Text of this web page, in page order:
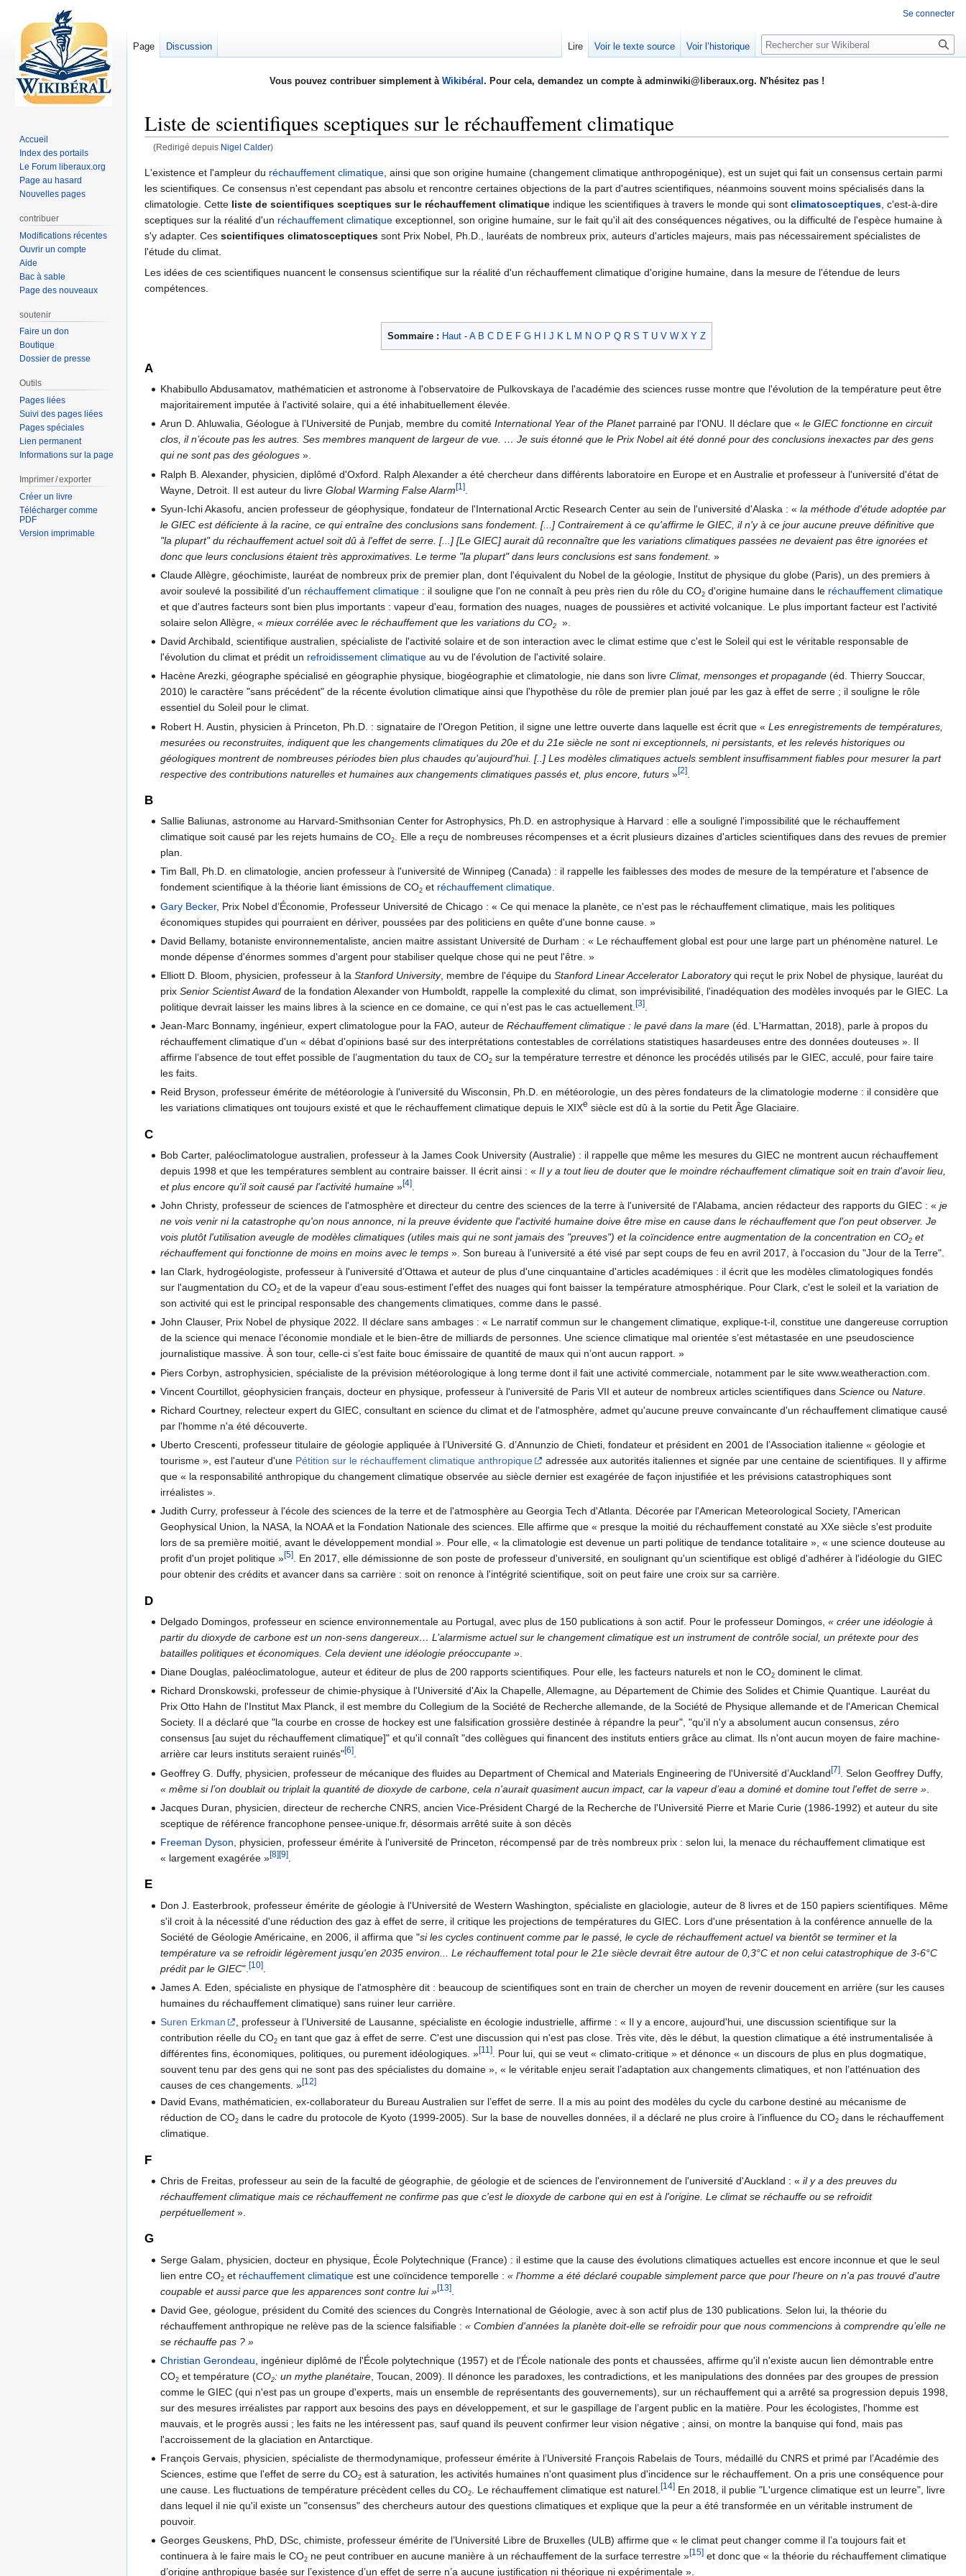
Vous pouvez contribuer simplement à Wikibéral . Pour cela, demandez un compte à adminwiki@liberaux.org. N'hésitez pas !
Liste de scientifiques sceptiques sur le réchauffement climatique
(Redirigé depuis Nigel Calder)
Aller
à
la
navigation
Aller
à
la
recherche
L'existence et l'ampleur du réchauffement climatique , ainsi que son origine humaine (changement climatique anthropogénique), est un sujet qui fait un consensus certain parmi
les scientifiques. Ce consensus n'est cependant pas absolu et rencontre certaines objections de la part d'autres scientifiques, néanmoins souvent moins spécialisés dans la
climatologie. Cette liste de scientifiques sceptiques sur le réchauffement climatique indique les scientifiques à travers le monde qui sont climatosceptiques , c'est-à-dire
sceptiques sur la réalité d'un réchauffement climatique exceptionnel, son origine humaine, sur le fait qu'il ait des conséquences négatives, ou la difficulté de l'espèce humaine à
s'y adapter. Ces scientifiques climatosceptiques sont Prix Nobel, Ph.D., lauréats de nombreux prix, auteurs d'articles majeurs, mais pas nécessairement spécialistes de
l'étude du climat.
Les idées de ces scientifiques nuancent le consensus scientifique sur la réalité d'un réchauffement climatique d'origine humaine, dans la mesure de l'étendue de leurs
compétences.
Sommaire : Haut - A B C D E F G H I J K L M N O P Q R S T U V W X Y Z
A
Khabibullo Abdusamatov, mathématicien et astronome à l'observatoire de Pulkovskaya de l'académie des sciences russe montre que l'évolution de la température peut être
majoritairement imputée à l'activité solaire, qui a été inhabituellement élevée.
Arun D. Ahluwalia, Géologue à l'Université de Punjab, membre du comitéInternational Year of the Planetparrainé par l'ONU. Il déclare que«le GIEC fonctionne en circuit
clos, il n’écoute pas les autres. Ses membres manquent de largeur de vue. … Je suis étonné que le Prix Nobel ait été donné pour des conclusions inexactes par des gens
qui ne sont pas des géologues ».
Ralph B. Alexander, physicien, diplômé d'Oxford. Ralph Alexander a été chercheur dans différents laboratoire en Europe et en Australie et professeur à l'université d'état de
Wayne, Detroit. Il est auteur du livreGlobal Warming False Alarm[1]
Syun-Ichi Akasofu, ancien professeur de géophysique, fondateur de l'International Arctic Research Center au sein de l'université d'Alaska :«la méthode d'étude adoptée par
le GIEC est déficiente à la racine, ce qui entraîne des conclusions sans fondement. [...] Contrairement à ce qu'affirme le GIEC, il n'y à ce jour aucune preuve définitive que
"la plupart" du réchauffement actuel soit dû à l'effet de serre. [...] [Le GIEC] aurait dû reconnaître que les variations climatiques passées ne devaient pas être ignorées et
donc que leurs conclusions étaient très approximatives. Le terme "la plupart" dans leurs conclusions est sans fondement. »
Claude Allègre, géochimiste, lauréat de nombreux prix de premier plan, dont l'équivalent du Nobel de la géologie, Institut de physique du globe (Paris), un des premiers à
avoir soulevé la possibilité d'un réchauffement climatique : il souligne que l'on ne connaît à peu près rien du rôle du CO2 d'origine humaine dans le réchauffement climatique
et que d'autres facteurs sont bien plus importants : vapeur d'eau, formation des nuages, nuages de poussières et activité volcanique. Le plus important facteur est l'activité
solaire selon Allègre,«mieux corrélée avec le réchauffement que les variations du CO2 »
David Archibald, scientifique australien, spécialiste de l'activité solaire et de son interaction avec le climat estime que c'est le Soleil qui est le véritable responsable de
l'évolution du climat et prédit un refroidissement climatique au vu de l'évolution de l'activité solaire.
Hacène Arezki, géographe spécialisé en géographie physique, biogéographie et climatologie, nie dans son livreClimat, mensonges et propagande (éd. Thierry Souccar,
2010) le caractère "sans précédent" de la récente évolution climatique ainsi que l'hypothèse du rôle de premier plan joué par les gaz à effet de serre ; il souligne le rôle
essentiel du Soleil pour le climat.
Robert H. Austin, physicien à Princeton, Ph.D. : signataire de l'Oregon Petition, il signe une lettre ouverte dans laquelle est écrit que«Les enregistrements de températures,
mesurées ou reconstruites, indiquent que les changements climatiques du 20e et du 21e siècle ne sont ni exceptionnels, ni persistants, et les relevés historiques ou
géologiques montrent de nombreuses périodes bien plus chaudes qu'aujourd'hui. [..] Les modèles climatiques actuels semblent insuffisamment fiables pour mesurer la part
respective des contributions naturelles et humaines aux changements climatiques passés et, plus encore, futurs »[2]
B
Sallie Baliunas, astronome au Harvard-Smithsonian Center for Astrophysics, Ph.D. en astrophysique à Harvard : elle a souligné l'impossibilité que le réchauffement
climatique soit causé par les rejets humains de CO2
. Elle a reçu de nombreuses récompenses et a écrit plusieurs dizaines d'articles scientifiques dans des revues de premier
plan.
Tim Ball, Ph.D. en climatologie, ancien professeur à l'université de Winnipeg (Canada) : il rappelle les faiblesses des modes de mesure de la température et l'absence de
fondement scientifique à la théorie liant émissions de CO2 et réchauffement climatique.
Gary Becker, Prix Nobel d’Économie, Professeur Université de Chicago : « Ce qui menace la planète, ce n'est pas le réchauffement climatique, mais les politiques
économiques stupides qui pourraient en dériver, poussées par des politiciens en quête d'une bonne cause. »
David Bellamy, botaniste environnementaliste, ancien maitre assistant Université de Durham : « Le réchauffement global est pour une large part un phénomène naturel. Le
monde dépense d'énormes sommes d'argent pour stabiliser quelque chose qui ne peut l'être. »
Elliott D. Bloom, physicien, professeur à laStanford University, membre de l'équipe duStanford Linear Accelerator Laboratoryqui reçut le prix Nobel de physique, lauréat du
prixSenior Scientist Award de la fondation Alexander von Humboldt, rappelle la complexité du climat, son imprévisibilité, l'inadéquation des modèles invoqués par le GIEC. La
politique devrait laisser les mains libres à la science en ce domaine, ce qui n'est pas le cas actuellement.[3]
Jean-Marc Bonnamy, ingénieur, expert climatologue pour la FAO, auteur deRéchauffement climatique : le pavé dans la mare (éd. L'Harmattan, 2018), parle à propos du
réchauffement climatique d'un « débat d'opinions basé sur des interprétations contestables de corrélations statistiques hasardeuses entre des données douteuses ». Il
affirme l’absence de tout effet possible de l’augmentation du taux de CO2 sur la température terrestre et dénonce les procédés utilisés par le GIEC, acculé, pour faire taire
les faits.
Reid Bryson, professeur émérite de météorologie à l'université du Wisconsin, Ph.D. en météorologie, un des pères fondateurs de la climatologie moderne : il considère que
les variations climatiques ont toujours existé et que le réchauffement climatique depuis le XIXe siècle est dû à la sortie du Petit Âge Glaciaire.
C
Bob Carter, paléoclimatologue australien, professeur à la James Cook University (Australie) : il rappelle que même les mesures du GIEC ne montrent aucun réchauffement
depuis 1998 et que les températures semblent au contraire baisser. Il écrit ainsi :«Il y a tout lieu de douter que le moindre réchauffement climatique soit en train d'avoir lieu,
et plus encore qu'il soit causé par l'activité humaine »[4]
John Christy, professeur de sciences de l'atmosphère et directeur du centre des sciences de la terre à l'université de l'Alabama, ancien rédacteur des rapports du GIEC :«je
ne vois venir ni la catastrophe qu'on nous annonce, ni la preuve évidente que l'activité humaine doive être mise en cause dans le réchauffement que l'on peut observer. Je
vois plutôt l'utilisation aveugle de modèles climatiques (utiles mais qui ne sont jamais des "preuves") et la coïncidence entre augmentation de la concentration en CO2 et
réchauffement qui fonctionne de moins en moins avec le temps » . Son bureau à l'université a été visé par sept coups de feu en avril 2017, à l'occasion du "Jour de la Terre".
Ian Clark, hydrogéologiste, professeur à l'université d'Ottawa et auteur de plus d'une cinquantaine d'articles académiques : il écrit que les modèles climatologiques fondés
sur l'augmentation du CO2 et de la vapeur d'eau sous-estiment l'effet des nuages qui font baisser la température atmosphérique. Pour Clark, c'est le soleil et la variation de
son activité qui est le principal responsable des changements climatiques, comme dans le passé.
John Clauser, Prix Nobel de physique 2022. Il déclare sans ambages : « Le narratif commun sur le changement climatique, explique-t-il, constitue une dangereuse corruption
de la science qui menace l’économie mondiale et le bien-être de milliards de personnes. Une science climatique mal orientée s’est métastasée en une pseudoscience
journalistique massive. À son tour, celle-ci s’est faite bouc émissaire de quantité de maux qui n’ont aucun rapport. »
Piers Corbyn, astrophysicien, spécialiste de la prévision météorologique à long terme dont il fait une activité commerciale, notamment par le site www.weatheraction.com.
Vincent Courtillot, géophysicien français, docteur en physique, professeur à l'université de Paris VII et auteur de nombreux articles scientifiques dansScience ouNature
Richard Courtney, relecteur expert du GIEC, consultant en science du climat et de l'atmosphère, admet qu'aucune preuve convaincante d'un réchauffement climatique causé
par l'homme n'a été découverte.
Uberto Crescenti, professeur titulaire de géologie appliquée à l’Université G. d’Annunzio de Chieti, fondateur et président en 2001 de l’Association italienne « géologie et
tourisme », est l'auteur d'une Pétition sur le réchauffement climatique anthropique
adressée aux autorités italiennes et signée par une centaine de scientifiques. Il y affirme
que « la responsabilité anthropique du changement climatique observée au siècle dernier est exagérée de façon injustifiée et les prévisions catastrophiques sont
irréalistes ».
Judith Curry, professeur à l'école des sciences de la terre et de l'atmosphère au Georgia Tech d'Atlanta. Décorée par l'American Meteorological Society, l'American
Geophysical Union, la NASA, la NOAA et la Fondation Nationale des sciences. Elle affirme que « presque la moitié du réchauffement constaté au XXe siècle s'est produite
lors de sa première moitié, avant le développement mondial ». Pour elle, « la climatologie est devenue un parti politique de tendance totalitaire », « une science douteuse au
profit d'un projet politique »[5]. En 2017, elle démissionne de son poste de professeur d'université, en soulignant qu'un scientifique est obligé d'adhérer à l'idéologie du GIEC
pour obtenir des crédits et avancer dans sa carrière : soit on renonce à l'intégrité scientifique, soit on peut faire une croix sur sa carrière.
D
Delgado Domingos, professeur en science environnementale au Portugal, avec plus de 150 publications à son actif. Pour le professeur Domingos,« créer une idéologie à
partir du dioxyde de carbone est un non-sens dangereux… L’alarmisme actuel sur le changement climatique est un instrument de contrôle social, un prétexte pour des
batailles politiques et économiques. Cela devient une idéologie préoccupante »
Diane Douglas, paléoclimatologue, auteur et éditeur de plus de 200 rapports scientifiques. Pour elle, les facteurs naturels et non le CO2 dominent le climat.
Richard Dronskowski, professeur de chimie-physique à l'Université d'Aix la Chapelle, Allemagne, au Département de Chimie des Solides et Chimie Quantique. Lauréat du
Prix Otto Hahn de l'Institut Max Planck, il est membre du Collegium de la Société de Recherche allemande, de la Société de Physique allemande et de l'American Chemical
Society. Il a déclaré que "la courbe en crosse de hockey est une falsification grossière destinée à répandre la peur", "qu'il n'y a absolument aucun consensus, zéro
consensus [au sujet du réchauffement climatique]" et qu'il connaît "des collègues qui financent des instituts entiers grâce au climat. Ils n'ont aucun moyen de faire machine-
arrière car leurs instituts seraient ruinés"[6].
Geoffrey G. Duffy, physicien, professeur de mécanique des fluides au Department of Chemical and Materials Engineering de l'Université d’Auckland[7]
. Selon Geoffrey Duffy,
« même si l’on doublait ou triplait la quantité de dioxyde de carbone, cela n'aurait quasiment aucun impact, car la vapeur d’eau a dominé et domine tout l'effet de serre »
Jacques Duran, physicien, directeur de recherche CNRS, ancien Vice-Président Chargé de la Recherche de l'Université Pierre et Marie Curie (1986-1992) et auteur du site
sceptique de référence francophone pensee-unique.fr, désormais arrêté suite à son décès
Freeman Dyson , physicien, professeur émérite à l'université de Princeton, récompensé par de très nombreux prix : selon lui, la menace du réchauffement climatique est
« largement exagérée »[8][9]
E
Don J. Easterbrook, professeur émérite de géologie à l'Université de Western Washington, spécialiste en glaciologie, auteur de 8 livres et de 150 papiers scientifiques. Même
s'il croit à la nécessité d'une réduction des gaz à effet de serre, il critique les projections de températures du GIEC. Lors d'une présentation à la conférence annuelle de la
Société de Géologie Américaine, en 2006, il affirma que "si les cycles continuent comme par le passé, le cycle de réchauffement actuel va bientôt se terminer et la
température va se refroidir légèrement jusqu'en 2035 environ... Le réchauffement total pour le 21e siècle devrait être autour de 0,3°C et non celui catastrophique de 3-6°C
prédit par le GIEC".[10]
James A. Eden, spécialiste en physique de l'atmosphère dit : beaucoup de scientifiques sont en train de chercher un moyen de revenir doucement en arrière (sur les causes
humaines du réchauffement climatique) sans ruiner leur carrière.
Suren Erkman
, professeur à l’Université de Lausanne, spécialiste en écologie industrielle, affirme : « Il y a encore, aujourd'hui, une discussion scientifique sur la
contribution réelle du CO2 en tant que gaz à effet de serre. C'est une discussion qui n'est pas close. Très vite, dès le début, la question climatique a été instrumentalisée à
différentes fins, économiques, politiques, ou purement idéologiques. »[11]
. Pour lui, qui se veut « climato-critique » et dénonce « un discours de plus en plus dogmatique,
souvent tenu par des gens qui ne sont pas des spécialistes du domaine », « le véritable enjeu serait l’adaptation aux changements climatiques, et non l’atténuation des
causes de ces changements. »[12]
David Evans, mathématicien, ex-collaborateur du Bureau Australien sur l’effet de serre. Il a mis au point des modèles du cycle du carbone destiné au mécanisme de
réduction de CO2 dans le cadre du protocole de Kyoto (1999-2005). Sur la base de nouvelles données, il a déclaré ne plus croire à l’influence du CO2 dans le réchauffement
climatique.
F
Chris de Freitas, professeur au sein de la faculté de géographie, de géologie et de sciences de l'environnement de l'université d'Auckland :«il y a des preuves du
réchauffement climatique mais ce réchauffement ne confirme pas que c'est le dioxyde de carbone qui en est à l'origine. Le climat se réchauffe ou se refroidit
perpétuellement»
G
Serge Galam, physicien, docteur en physique, École Polytechnique (France) : il estime que la cause des évolutions climatiques actuelles est encore inconnue et que le seul
lien entre CO2 et réchauffement climatique est une coïncidence temporelle :« l'homme a été déclaré coupable simplement parce que pour l'heure on n'a pas trouvé d'autre
coupable et aussi parce que les apparences sont contre lui »[13]
David Gee, géologue, président du Comité des sciences du Congrès International de Géologie, avec à son actif plus de 130 publications. Selon lui, la théorie du
réchauffement anthropique ne relève pas de la science falsifiable :« Combien d'années la planète doit-elle se refroidir pour que nous commencions à comprendre qu’elle ne
se réchauffe pas ? »
Christian Gerondeau , ingénieur diplômé de l'École polytechnique (1957) et de l'École nationale des ponts et chaussées, affirme qu'il n'existe aucun lien démontrable entre
CO2 et température (CO2: un mythe planétaire , Toucan, 2009). Il dénonce les paradoxes, les contradictions, et les manipulations des données par des groupes de pression
comme le GIEC (qui n'est pas un groupe d'experts, mais un ensemble de représentants des gouvernements), sur un réchauffement qui a arrêté sa progression depuis 1998,
sur des mesures irréalistes par rapport aux besoins des pays en développement, et sur le gaspillage de l’argent public en la matière. Pour les écologistes, l'homme est
mauvais, et le progrès aussi ; les faits ne les intéressent pas, sauf quand ils peuvent confirmer leur vision négative ; ainsi, on montre la banquise qui fond, mais pas
l'accroissement de la glaciation en Antarctique.
François Gervais, physicien, spécialiste de thermodynamique, professeur émérite à l’Université François Rabelais de Tours, médaillé du CNRS et primé par l’Académie des
Sciences, estime que l'effet de serre du CO2 est à saturation, les activités humaines n'ont quasiment plus d'incidence sur le réchauffement. On a pris une conséquence pour
une cause. Les fluctuations de température précèdent celles du CO2 . Le réchauffement climatique est naturel.[14] En 2018, il publie "L'urgence climatique est un leurre", livre
dans lequel il nie qu'il existe un "consensus" des chercheurs autour des questions climatiques et explique que la peur a été transformée en un véritable instrument de
pouvoir.
Georges Geuskens, PhD, DSc, chimiste, professeur émérite de l’Université Libre de Bruxelles (ULB) affirme que « le climat peut changer comme il l’a toujours fait et
continuera à le faire mais le CO2 ne peut contribuer en aucune manière à un réchauffement de la surface terrestre »[15] et donc que « la théorie du réchauffement climatique
d’origine anthropique basée sur l’existence d’un effet de serre n’a aucune justification ni théorique ni expérimentale ».
Se connecter
Page Discussion Lire Voir le texte source Voir l’historique Rechercher
Accueil
Index des portails
Le Forum liberaux.org
Page au hasard
Nouvelles pages
contribuer
Modifications récentes
Ouvrir un compte
Aide
Bac à sable
Page des nouveaux
soutenir
Faire un don
Boutique
Dossier de presse
Outils
Pages liées
Suivi des pages liées
Pages spéciales
Lien permanent
Informations sur la page
Imprimer / exporter
Créer un livre
Télécharger comme
PDF
Version imprimable